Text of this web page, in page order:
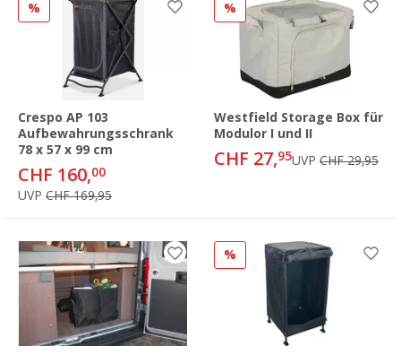
%
Crespo AP 103
Aufbewahrungsschrank
78 x 57 x 99 cm
CHF 160,00
UVP CHF 169,95
%
Westfield Storage Box für
Modulor I und II
CHF 27,95UVP CHF 29,95
%